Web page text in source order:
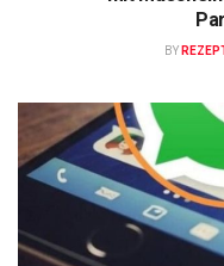
BY